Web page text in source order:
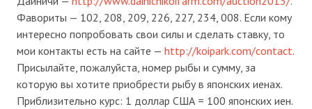
Фавориты — 102, 208, 209, 226, 227, 234, 008. Если кому
интересно попробовать свои силы и сделать ставку, то
мои контакты есть на сайте — http://koipark.com/contact.
Присылайте, пожалуйста, номер рыбы и сумму, за
которую вы хотите приобрести рыбу в японских иенах.
Приблизительно курс: 1 доллар США = 100 японских иен.